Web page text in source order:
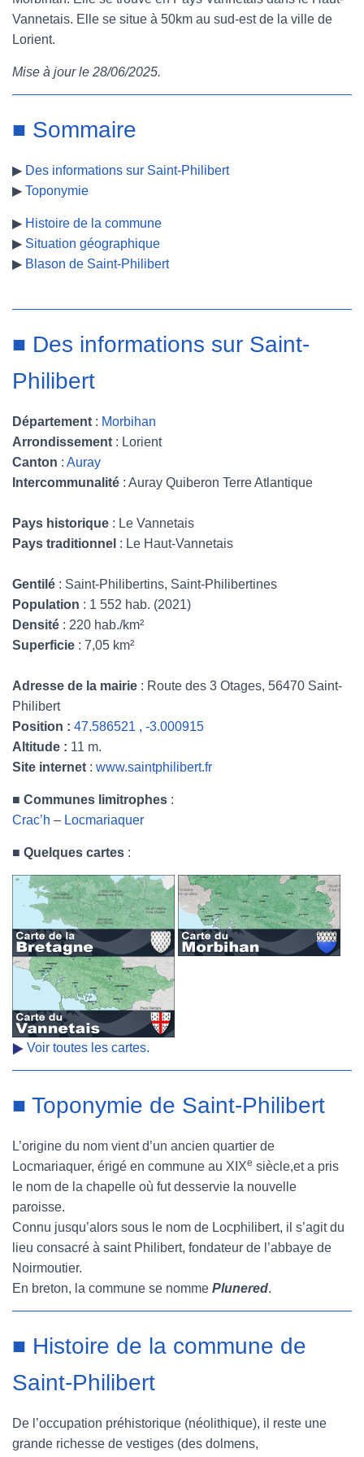
e t t b
Vannetais. Elle se situe à 50km au sud-est de la ville de
Lorient.
Mise à jour le 28/06/2025.
■ Sommaire
▶ Des informations sur Saint-Philibert
▶ Toponymie
▶ Histoire de la commune
▶ Situation géographique
▶ Blason de Saint-Philibert
■ Des informations sur Saint-
Philibert
Département : Morbihan
Arrondissement : Lorient
Canton : Auray
Intercommunalité : Auray Quiberon Terre Atlantique
Pays historique : Le Vannetais
Pays traditionnel : Le Haut-Vannetais
Gentilé : Saint-Philibertins, Saint-Philibertines
Population : 1 552 hab. (2021)
Densité : 220 hab./km²
Superficie : 7,05 km²
Adresse de la mairie : Route des 3 Otages, 56470 Saint-
Philibert
Position : 47.586521 , -3.000915
Altitude : 11 m.
Site internet : www.saintphilibert.fr
■ Communes limitrophes :
Crac’h – Locmariaquer
■ Quelques cartes :
Voir toutes les cartes.
■ Toponymie de Saint-Philibert
L’origine du nom vient d’un ancien quartier de
Locmariaquer, érigé en commune au XIXe siècle,et a pris
le nom de la chapelle où fut desservie la nouvelle
paroisse.
Connu jusqu’alors sous le nom de Locphilibert, il s’agit du
lieu consacré à saint Philibert, fondateur de l’abbaye de
Noirmoutier.
En breton, la commune se nomme Plunered.
■ Histoire de la commune de
Saint-Philibert
De l’occupation préhistorique (néolithique), il reste une
grande richesse de vestiges (des dolmens,